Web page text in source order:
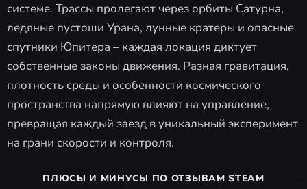
системе. Трассы пролегают через орбиты Сатурна,
ледяные пустоши Урана, лунные кратеры и опасные
спутники Юпитера – каждая локация диктует
собственные законы движения. Разная гравитация,
плотность среды и особенности космического
пространства напрямую влияют на управление,
превращая каждый заезд в уникальный эксперимент
на грани скорости и контроля.
ПЛЮСЫ И МИНУСЫ ПО ОТЗЫВАМ STEAM